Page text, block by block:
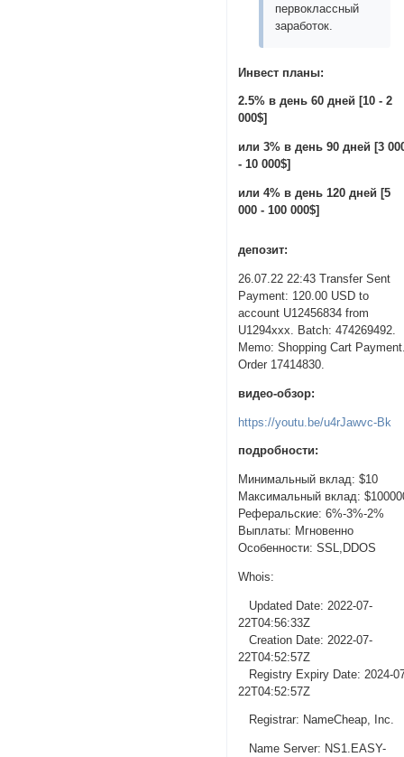
первоклассный
заработок.
Инвест планы:
2.5% в день 60 дней [10 - 2
000$]
или 3% в день 90 дней [3
- 10 000$]
или 4% в день 120 дней [5
000 - 100 000$]
депозит:
26.07.22 22:43 Transfer Sent
Payment: 120.00 USD to
account U12456834 from
U1294xxx. Batch: 474269492.
Memo: Shopping Cart
Order 17414830.
видео-обзор:
https://youtu.be/u4rJawvc-Bk
подробности:
Минимальный вклад: $10
Максимальный вклад:
Реферальские: 6%-3%-2%
Выплаты: Мгновенно
Особенности: SSL,DDOS
Whois:
Updated Date: 2022-07-
22T04:56:33Z
Creation Date: 2022-07-
22T04:52:57Z
Registry Expiry Date: 2024-
22T04:52:57Z
Registrar: NameCheap, Inc.
Name Server: NS1.EASY-